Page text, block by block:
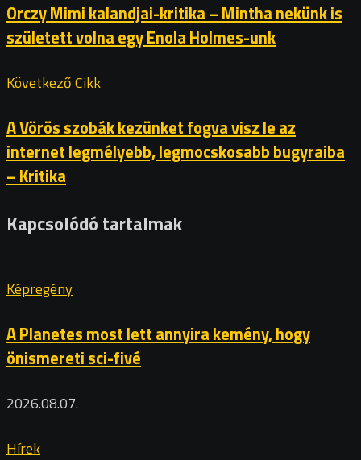
Orczy Mimi kalandjai-kritika – Mintha nekünk is
született volna egy Enola Holmes-unk
Következő Cikk
A Vörös szobák kezünket fogva visz le az
internet legmélyebb, legmocskosabb bugyraiba
– Kritika
Kapcsolódó tartalmak
Képregény
A Planetes most lett annyira kemény, hogy
önismereti sci-fivé
2026.08.07.
Hírek